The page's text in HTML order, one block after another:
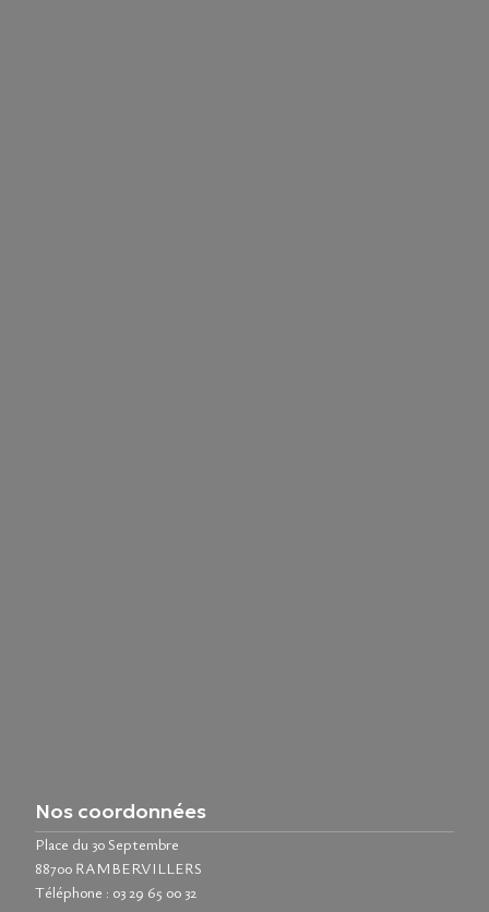
Nos coordonnées
Place du 30 Septembre
88700 RAMBERVILLERS
Téléphone : 03 29 65 00 32